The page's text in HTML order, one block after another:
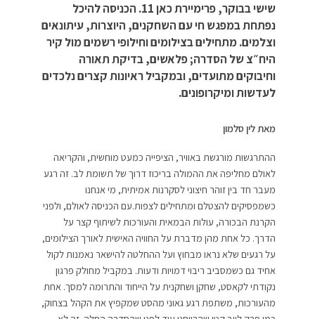
שישי בבוקר, פרימיירת כאן 11. הכניסה להיכל
נפתחת במפגש חי עם השחקנים, היוצרות, עיתונאים
וצלמים. מתחילים בצילומים וחילופי רשמים מול קיר
היח״צ של הסדרה; פלאשים, בדיקת תאורה
וחיבוקים מתועדים, ובמקביל ראיונות קצרים נלכדים
לעדשות ומיקרופונים.
מאת לין סלמון
ההתרגשות מורגשת באוויר, הציפייה כמעט מוחשית, והקריאה
לאולם מחליפה את ההמולה בריכוז דרוך של תשומת לב. זה רגע
מעבר חד בין זוהר חיצוני לסקרנות אמיתית, מי אנחנו
כשמפסיקים להצטלם ומתחילים לצפות.עם הכניסה לאולם, ולפני
הקרנת הבכורה, עולות הבמאית והעורכות לשיתוף קצר על
הדרך. כל אחת מהן מדברת על החוויה האישית לאורך הצילומים,
על רגעים שלא נראו מבחוץ ועל ההחלטה להישאר נאמנות לקול
אחיד גם כשמסביב ריבוי דמויות ודעות. במקביל מחולק פרגון
נקודתי לקאסט, שחקן ושחקנית על הייחוד והתרומה למסך. אחת
מהעורכות, משתפת רגע גאוני מהסט שמקפיץ את הקהל בצחוק,